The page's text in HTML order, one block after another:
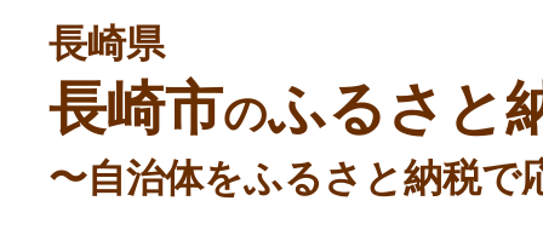
長崎県
長崎市のふるさと
〜自治体をふるさと納税で